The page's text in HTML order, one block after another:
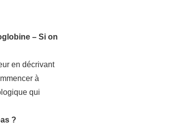
– Si on
en décrivant
à
qui
?